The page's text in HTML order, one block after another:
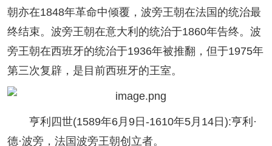
朝亦在1848年革命中倾覆，波旁王朝在法国的统治最
终结束。波旁王朝在意大利的统治于1860年告终。波
旁王朝在西班牙的统治于1936年被推翻，但于1975年
第三次复辟，是目前西班牙的王室。
亨利四世(1589年6月9日-1610年5月14日):亨利·
德·波旁，法国波旁王朝创立者。